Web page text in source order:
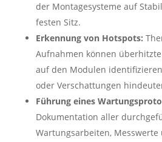
der Montagesysteme auf
festen Sitz.
Erkennung von Hotspots:
Aufnahmen können
auf den Modulen
oder Verschattungen
Führung eines
Dokumentation aller
Wartungsarbeiten,